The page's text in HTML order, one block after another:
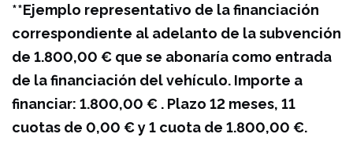
**Ejemplo representativo de la financiación
correspondiente al adelanto de la subvención
de 1.800,00 € que se abonaría como entrada
de la financiación del vehículo. Importe a
financiar: 1.800,00 € . Plazo 12 meses, 11
cuotas de 0,00 € y 1 cuota de 1.800,00 €.